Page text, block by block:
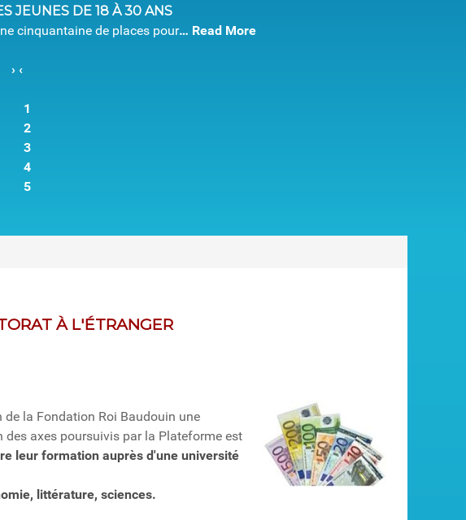
JEUNES DE 18 À 30 ANS
cinquantaine de places pour… Read More
› ‹
1
2
3
4
5
À L'ÉTRANGER
de la Fondation Roi Baudouin une
axes poursuivis par la Plateforme est
leur formation auprès d'une université
littérature, sciences.